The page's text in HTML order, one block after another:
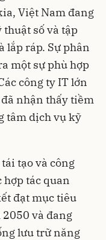
Việt Nam đang
số và tập
lắp ráp. Sự phân
một sự phù hợp
công ty IT lớn
nhận thấy tiềm
tâm dịch vụ kỹ
tạo và công
tác quan
đạt mục tiêu
và đang
lưu trữ năng